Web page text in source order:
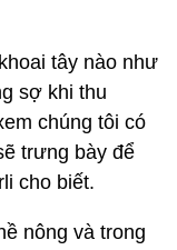
tây nào như
sợ khi thu
chúng tôi có
trưng bày để
cho biết.
nông và trong